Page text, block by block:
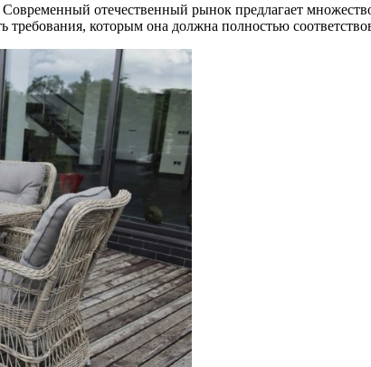
отечественный рынок предлагает
требования, которым она должна полностью